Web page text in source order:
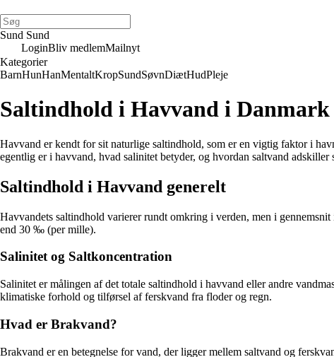
Sund Sund
LoginBliv medlemMailnyt
Kategorier
BarnHunHanMentaltKropSundSøvnDiætHudPleje
Saltindhold i Havvand i Danmark
Havvand er kendt for sit naturlige saltindhold, som er en vigtig faktor i
egentlig er i havvand, hvad salinitet betyder, og hvordan saltvand adskiller
Saltindhold i Havvand generelt
Havvandets saltindhold varierer rundt omkring i verden, men i
end 30 ‰ (per mille).
Salinitet og Saltkoncentration
Salinitet er målingen af det totale saltindhold i havvand eller andre
klimatiske forhold og tilførsel af ferskvand fra floder og regn.
Hvad er Brakvand?
Brakvand er en betegnelse for vand, der ligger mellem saltvand og